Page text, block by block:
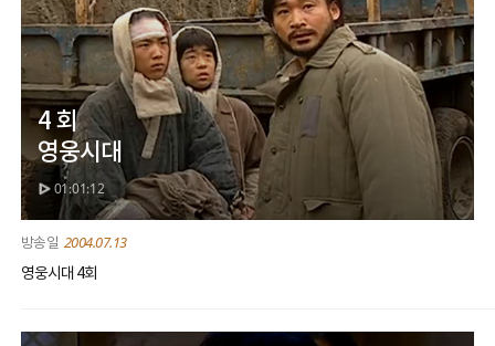
4 회
영웅시대
01:01:12
2004.07.13
영웅시대 4회